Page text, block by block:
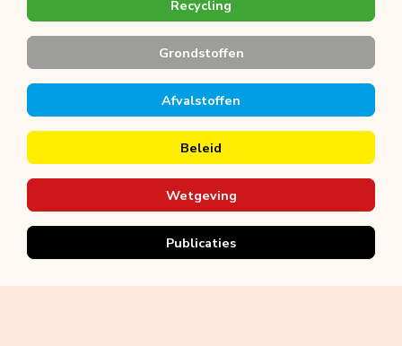
Recycling
Grondstoffen
Afvalstoffen
Beleid
Wetgeving
Publicaties